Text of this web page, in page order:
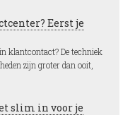
Eerst je
klantcontact? De techniek
zijn groter dan ooit,
slim in voor je